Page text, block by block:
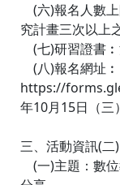
(六)報名人數
究計畫三次以上
(七)研習證書︰
(八)報名網址︰
https://
年10月15日（三
三、活動資訊(二)
(一)主題：數